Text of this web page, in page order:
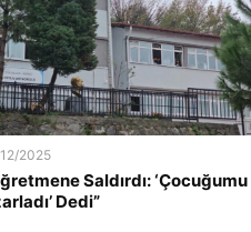
2025
Saldırdı: ‘Çocuğumu
Dedi”